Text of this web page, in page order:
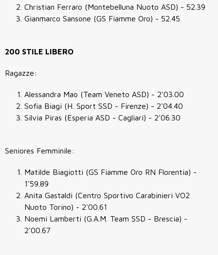
Christian Ferraro (Montebelluna Nuoto ASD) - 52.39
Gianmarco Sansone (GS Fiamme Oro) - 52.45
200 STILE LIBERO
Ragazze:
Alessandra Mao (Team Veneto ASD) - 2'03.00
Sofia Biagi (H. Sport SSD - Firenze) - 2'04.40
Silvia Piras (Esperia ASD - Cagliari) - 2'06.30
Seniores Femminile:
Matilde Biagiotti (GS Fiamme Oro RN Florentia) -
1'59.89
Anita Gastaldi (Centro Sportivo Carabinieri VO2
Nuoto Torino) - 2'00.61
Noemi Lamberti (G.A.M. Team SSD - Brescia) -
2'00.67